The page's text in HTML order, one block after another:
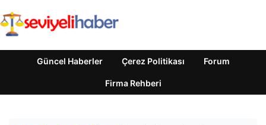
Güncel Haberler Çerez Politikası Forum
Firma Rehberi